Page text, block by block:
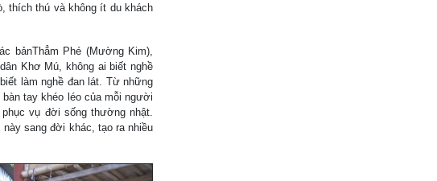
thích thú và không ít du khách
bảnThẳm Phé (Mường Kim),
Khơ Mú, không ai biết nghề
làm nghề đan lát. Từ những
tay khéo léo của mỗi người
vụ đời sống thường nhật.
sang đời khác, tạo ra nhiều